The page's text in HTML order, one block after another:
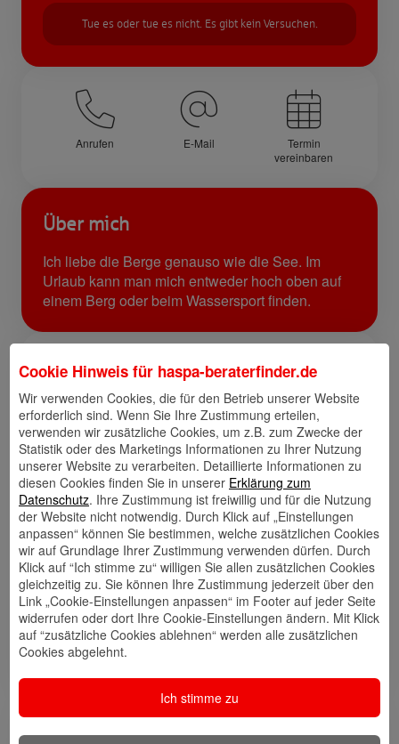
Tue es oder tue es nicht. Es gibt kein Versuchen.
Anrufen E-Mail
Termin
vereinbaren
Über mich
Ich liebe die Berge genauso wie die See. Im
Urlaub kann man mich entweder hoch oben auf
einem Berg oder beim Wassersport finden.
Links
Kontakt
speichern
Walletkarte
hinzufügen
Rückrufwunsch
Website
🎊 Haspa-
Veranstaltungen
🎯 Service-
Center
🎁 Kunden
werben
Meine Qualifikation
Cookie Hinweis für haspa-beraterfinder.de
Wir verwenden Cookies, die für den Betrieb unserer Website
erforderlich sind. Wenn Sie Ihre Zustimmung erteilen,
verwenden wir zusätzliche Cookies, um z.B. zum Zwecke der
Statistik oder des Marketings Informationen zu Ihrer Nutzung
unserer Website zu verarbeiten. Detaillierte Informationen zu
diesen Cookies finden Sie in unserer Erklärung zum
Datenschutz. Ihre Zustimmung ist freiwillig und für die Nutzung
der Website nicht notwendig. Durch Klick auf „Einstellungen
anpassen“ können Sie bestimmen, welche zusätzlichen Cookies
wir auf Grundlage Ihrer Zustimmung verwenden dürfen. Durch
Klick auf “Ich stimme zu“ willigen Sie allen zusätzlichen Cookies
gleichzeitig zu. Sie können Ihre Zustimmung jederzeit über den
Link „Cookie-Einstellungen anpassen“ im Footer auf jeder Seite
widerrufen oder dort Ihre Cookie-Einstellungen ändern. Mit Klick
auf “zusätzliche Cookies ablehnen“ werden alle zusätzlichen
Cookies abgelehnt.
Ich stimme zu